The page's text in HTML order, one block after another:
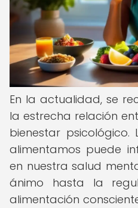
En la actualidad, se
la estrecha relación
bienestar
alimentamos puede
en nuestra salud
ánimo hasta la
alimentación